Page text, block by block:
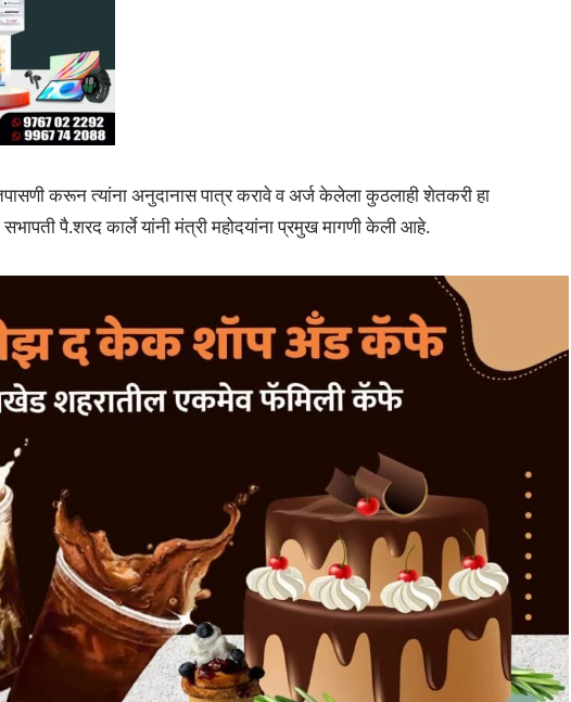
करून त्यांना अनुदानास पात्र करावे व अर्ज केलेला कुठलाही शेतकरी हा
पै.शरद कार्ले यांनी मंत्री महोदयांना प्रमुख मागणी केली आहे.